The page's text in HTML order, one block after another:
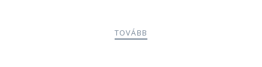
TOVÁBB